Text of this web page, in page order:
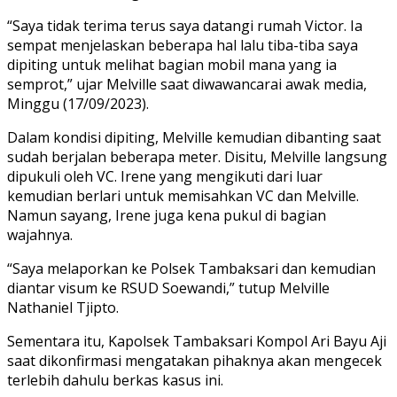
“Saya tidak terima terus saya datangi rumah Victor. Ia
sempat menjelaskan beberapa hal lalu tiba-tiba saya
dipiting untuk melihat bagian mobil mana yang ia
semprot,” ujar Melville saat diwawancarai awak media,
Minggu (17/09/2023).
Dalam kondisi dipiting, Melville kemudian dibanting saat
sudah berjalan beberapa meter. Disitu, Melville langsung
dipukuli oleh VC. Irene yang mengikuti dari luar
kemudian berlari untuk memisahkan VC dan Melville.
Namun sayang, Irene juga kena pukul di bagian
wajahnya.
“Saya melaporkan ke Polsek Tambaksari dan kemudian
diantar visum ke RSUD Soewandi,” tutup Melville
Nathaniel Tjipto.
Sementara itu, Kapolsek Tambaksari Kompol Ari Bayu Aji
saat dikonfirmasi mengatakan pihaknya akan mengecek
terlebih dahulu berkas kasus ini.